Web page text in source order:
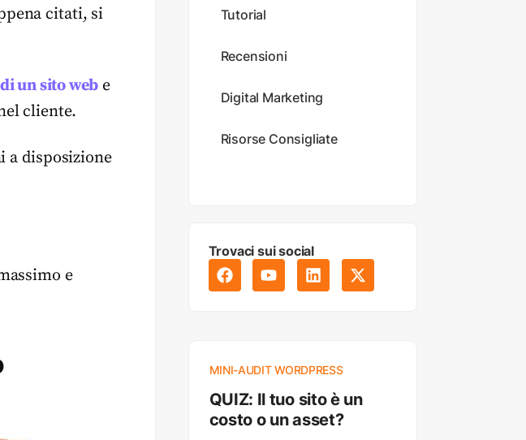
citati, si
un sito web e
cliente.
a disposizione
e
Tutorial
Recensioni
Digital Marketing
Risorse Consigliate
Trovaci sui social
MINI-AUDIT WORDPRESS
QUIZ: Il tuo sito è un
costo o un asset?